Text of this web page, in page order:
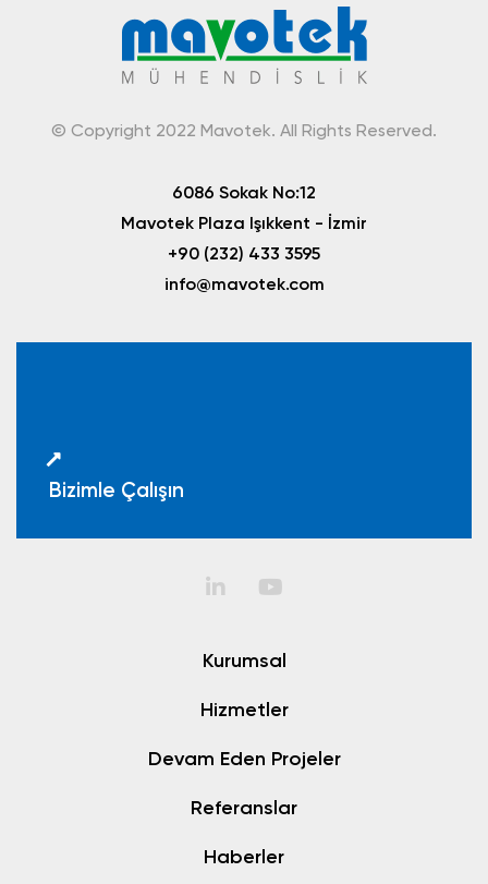
© Copyright 2022 Mavotek. All Rights Reserved.
6086 Sokak No:12
Mavotek Plaza Işıkkent - İzmir
+90 (232) 433 3595
info@mavotek.com
Bizimle Çalışın
Kurumsal
Hizmetler
Devam Eden Projeler
Referanslar
Haberler